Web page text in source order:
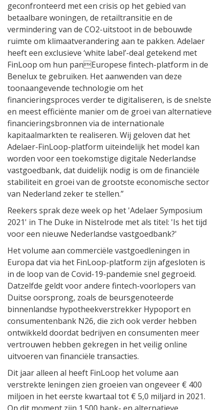
geconfronteerd met een crisis op het gebied van
betaalbare woningen, de retailtransitie en de
vermindering van de CO2-uitstoot in de bebouwde
ruimte om klimaatverandering aan te pakken. Adelaer
heeft een exclusieve ‘white label’-deal getekend met
FinLoop om hun panEuropese fintech-platform in de
Benelux te gebruiken. Het aanwenden van deze
toonaangevende technologie om het
financieringsproces verder te digitaliseren, is de snelste
en meest efficiënte manier om de groei van alternatieve
financieringsbronnen via de internationale
kapitaalmarkten te realiseren. Wij geloven dat het
Adelaer-FinLoop-platform uiteindelijk het model kan
worden voor een toekomstige digitale Nederlandse
vastgoedbank, dat duidelijk nodig is om de financiële
stabiliteit en groei van de grootste economische sector
van Nederland zeker te stellen.”
Reekers sprak deze week op het 'Adelaer Symposium
2021' in The Duke in Nistelrode met als titel: 'Is het tijd
voor een nieuwe Nederlandse vastgoedbank?'
Het volume aan commerciële vastgoedleningen in
Europa dat via het FinLoop-platform zijn afgesloten is
in de loop van de Covid-19-pandemie snel gegroeid.
Datzelfde geldt voor andere fintech-voorlopers van
Duitse oorsprong, zoals de beursgenoteerde
binnenlandse hypotheekverstrekker Hypoport en
consumentenbank N26, die zich ook verder hebben
ontwikkeld doordat bedrijven en consumenten meer
vertrouwen hebben gekregen in het veilig online
uitvoeren van financiële transacties.
Dit jaar alleen al heeft FinLoop het volume aan
verstrekte leningen zien groeien van ongeveer € 400
miljoen in het eerste kwartaal tot € 5,0 miljard in 2021.